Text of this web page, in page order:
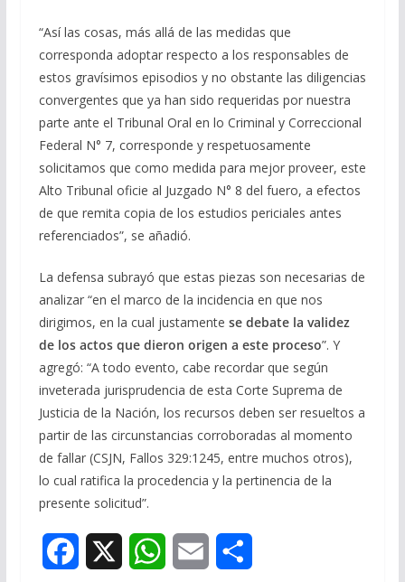
“Así las cosas, más allá de las medidas que
corresponda adoptar respecto a los responsables de
estos gravísimos episodios y no obstante las diligencias
convergentes que ya han sido requeridas por nuestra
parte ante el Tribunal Oral en lo Criminal y Correccional
Federal N° 7, corresponde y respetuosamente
solicitamos que como medida para mejor proveer, este
Alto Tribunal oficie al Juzgado N° 8 del fuero, a efectos
de que remita copia de los estudios periciales antes
referenciados”, se añadió.
La defensa subrayó que estas piezas son necesarias de
analizar “en el marco de la incidencia en que nos
dirigimos, en la cual justamente se debate la validez
de los actos que dieron origen a este proceso”. Y
agregó: “A todo evento, cabe recordar que según
inveterada jurisprudencia de esta Corte Suprema de
Justicia de la Nación, los recursos deben ser resueltos a
partir de las circunstancias corroboradas al momento
de fallar (CSJN, Fallos 329:1245, entre muchos otros),
lo cual ratifica la procedencia y la pertinencia de la
presente solicitud”.
W